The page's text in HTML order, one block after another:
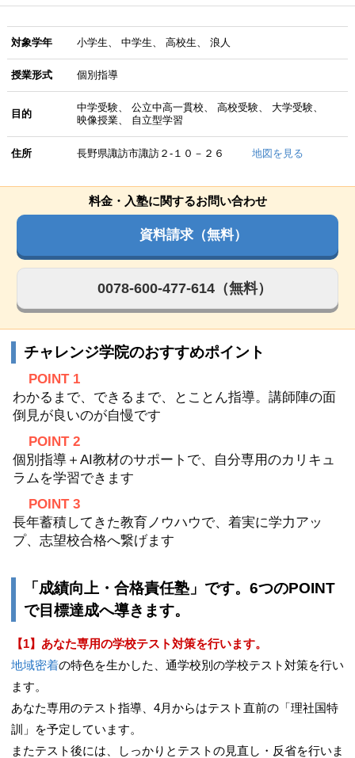
対象学年 小学生 中学生 高校生 浪人
授業形式 個別指導
目的
中学受験 公立中高一貫校 高校受験
大学受験
映像授業
自立型学習
住所 長野県諏訪市諏訪２‐１０－２６ 地図を見る
料金・入塾に関するお問い合わせ
資料請求（無料）
0078-600-477-614（無料）
チャレンジ学院のおすすめポイント
POINT 1
わかるまで、できるまで、とことん指導。講師陣の面
倒見が良いのが自慢です
POINT 2
個別指導＋AI教材のサポートで、自分専用のカリキュ
ラムを学習できます
POINT 3
長年蓄積してきた教育ノウハウで、着実に学力アッ
プ、志望校合格へ繋げます
「成績向上・合格責任塾」です。6つのPOINT
で目標達成へ導きます。
【1】あなた専用の学校テスト対策を行います。
地域密着の特色を生かした、通学校別の学校テスト対策を行い
ます。
あなた専用のテスト指導、4月からはテスト直前の「理社国特
訓」を予定しています。
またテスト後には、しっかりとテストの見直し・反省を行いま